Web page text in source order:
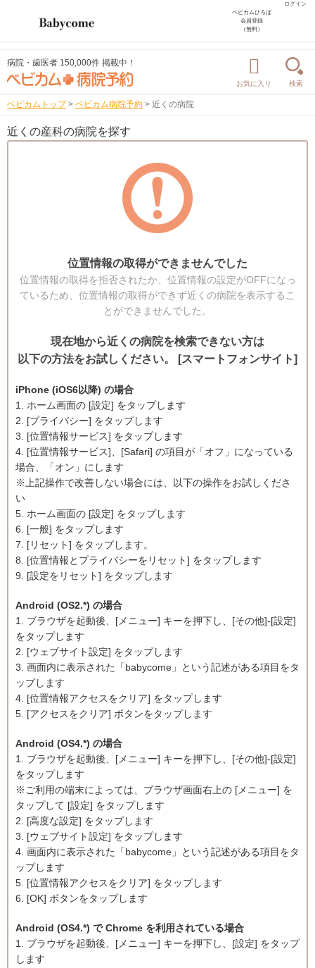
ログイン
ベビカムひろば
会員登録
（無料）
病院・歯医者 150,000件 掲載中！
お気に入り 検索
ベビカムトップ > ベビカム病院予約 > 近くの病院
近くの産科の病院を探す
位置情報の取得ができませんでした
位置情報の取得を拒否されたか、位置情報の設定がOFFになっ
ているため、位置情報の取得ができず近くの病院を表示するこ
とができませんでした。
現在地から近くの病院を検索できない方は
以下の方法をお試しください。 [スマートフォンサイト]
iPhone (iOS6以降) の場合
1. ホーム画面の [設定] をタップします
2. [プライバシー] をタップします
3. [位置情報サービス] をタップします
4. [位置情報サービス]、[Safari] の項目が「オフ」になっている
場合、「オン」にします
※上記操作で改善しない場合には、以下の操作をお試しくださ
い
5. ホーム画面の [設定] をタップします
6. [一般] をタップします
7. [リセット] をタップします。
8. [位置情報とプライバシーをリセット] をタップします
9. [設定をリセット] をタップします
Android (OS2.*) の場合
1. ブラウザを起動後、[メニュー] キーを押下し、[その他]-[設定]
をタップします
2. [ウェブサイト設定] をタップします
3. 画面内に表示された「babycome」という記述がある項目をタ
ップします
4. [位置情報アクセスをクリア] をタップします
5. [アクセスをクリア] ボタンをタップします
Android (OS4.*) の場合
1. ブラウザを起動後、[メニュー] キーを押下し、[その他]-[設定]
をタップします
※ご利用の端末によっては、ブラウザ画面右上の [メニュー] を
タップして [設定] をタップします
2. [高度な設定] をタップします
3. [ウェブサイト設定] をタップします
4. 画面内に表示された「babycome」という記述がある項目をタ
ップします
5. [位置情報アクセスをクリア] をタップします
6. [OK] ボタンをタップします
Android (OS4.*) で Chrome を利用されている場合
1. ブラウザを起動後、[メニュー] キーを押下し、[設定] をタップ
します